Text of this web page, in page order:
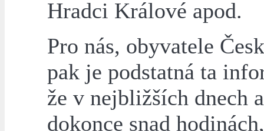
Hradci Králové apod.
Pro nás, obyvatele
pak je podstatná ta
že v nejbližších dnech a
dokonce snad